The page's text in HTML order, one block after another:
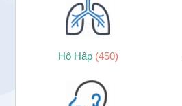
Hô Hấp (450)